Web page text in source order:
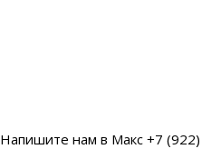
Напишите нам в Макс +7 (922)